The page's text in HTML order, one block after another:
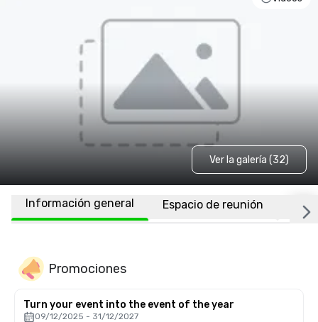
Ver la galería (32)
Información general Espacio de reunión
Promociones
Turn your event into the event of the year
09/12/2025 - 31/12/2027